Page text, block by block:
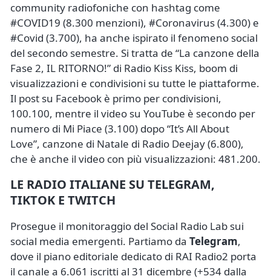
community radiofoniche con hashtag come
#COVID19 (8.300 menzioni), #Coronavirus (4.300) e
#Covid (3.700), ha anche ispirato il fenomeno social
del secondo semestre. Si tratta de “La canzone della
Fase 2, IL RITORNO!” di Radio Kiss Kiss, boom di
visualizzazioni e condivisioni su tutte le piattaforme.
Il post su Facebook è primo per condivisioni,
100.100, mentre il video su YouTube è secondo per
numero di Mi Piace (3.100) dopo “It’s All About
Love”, canzone di Natale di Radio Deejay (6.800),
che è anche il video con più visualizzazioni: 481.200.
LE RADIO ITALIANE SU TELEGRAM,
TIKTOK E TWITCH
Prosegue il monitoraggio del Social Radio Lab sui
social media emergenti. Partiamo da Telegram,
dove il piano editoriale dedicato di RAI Radio2 porta
il canale a 6.061 iscritti al 31 dicembre (+534 dalla